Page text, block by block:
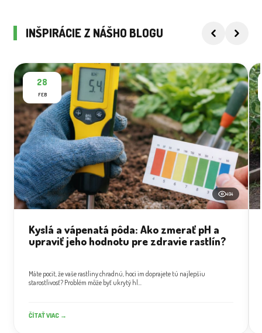
INŠPIRÁCIE Z NÁŠHO BLOGU
28
FEB
494
Kyslá a vápenatá pôda: Ako zmerať pH a
upraviť jeho hodnotu pre zdravie rastlín?
Máte pocit, že vaše rastliny chradnú, hoci im doprajete tú najlepšiu
starostlivosť? Problém môže byť ukrytý hl...
ČÍTAŤ VIAC →